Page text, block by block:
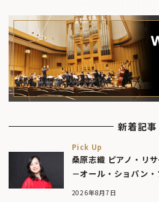
新着記事
Pick Up
桑原志織 ピアノ・リ
－オール・ショパン
2026年8月7日